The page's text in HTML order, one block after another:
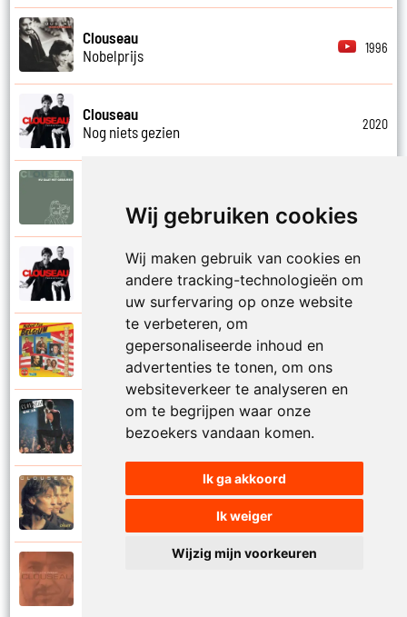
Wij gebruiken cookies
Wij maken gebruik van cookies en
andere tracking-technologieën om
uw surfervaring op onze website
te verbeteren, om
gepersonaliseerde inhoud en
advertenties te tonen, om ons
websiteverkeer te analyseren en
om te begrijpen waar onze
bezoekers vandaan komen.
Ik ga akkoord
Ik weiger
Wijzig mijn voorkeuren
Clouseau
Nobelprijs
1996
Clouseau
Nog niets gezien
2020
Nu gaat het gebeuren
Clouseau
Nu ik jou voor mij zie staan
2020
Clouseau
Nummer tien
Clouseau
Clouseau